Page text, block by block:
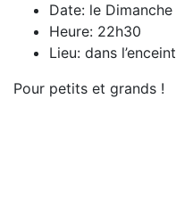
Date: le
Heure: 22h30
Lieu: dans
Pour petits et grands !